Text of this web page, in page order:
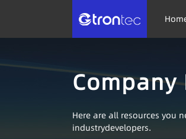
Company
Here are all resources you
industrydevelopers.